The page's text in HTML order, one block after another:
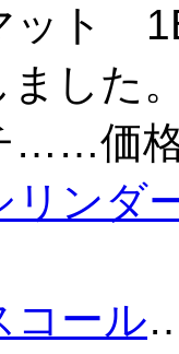
ット
ました
……価
リンダ
コール